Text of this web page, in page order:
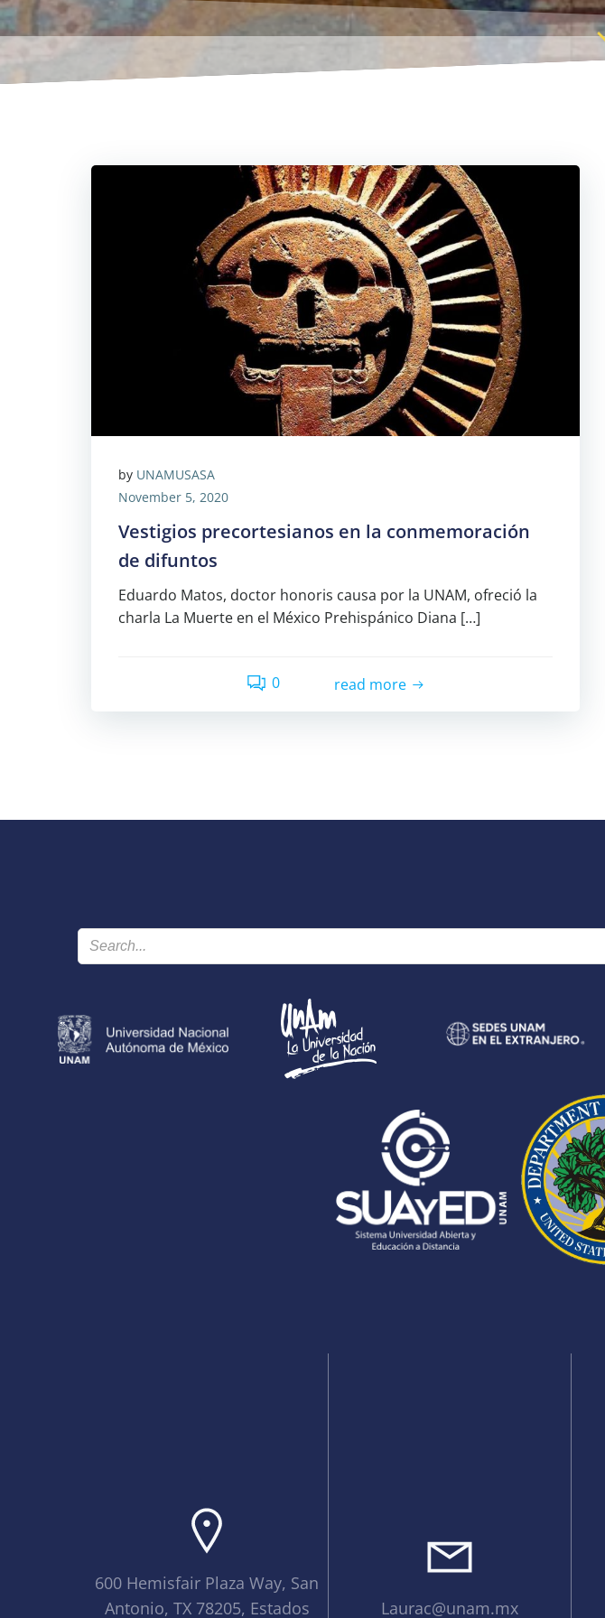
by UNAMUSASA
November 5, 2020
Vestigios precortesianos en la conmemoración
de difuntos
Eduardo Matos, doctor honoris causa por la UNAM, ofreció la
charla La Muerte en el México Prehispánico Diana […]
0 read more
600 Hemisfair Plaza Way, San
Antonio, TX 78205, Estados
Laurac@unam.mx